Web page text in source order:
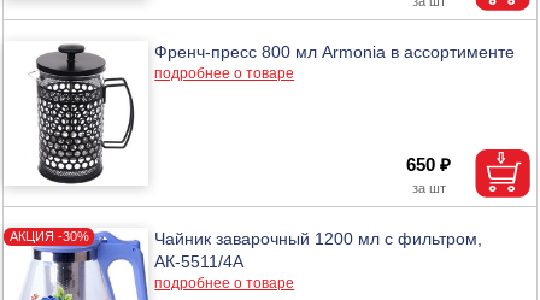
Френч-пресс 800 мл Armonia в ассортименте
подробнее о товаре
650 ₽
Чайник заварочный 1200 мл с фильтром,
АК-5511/4А
подробнее о товаре